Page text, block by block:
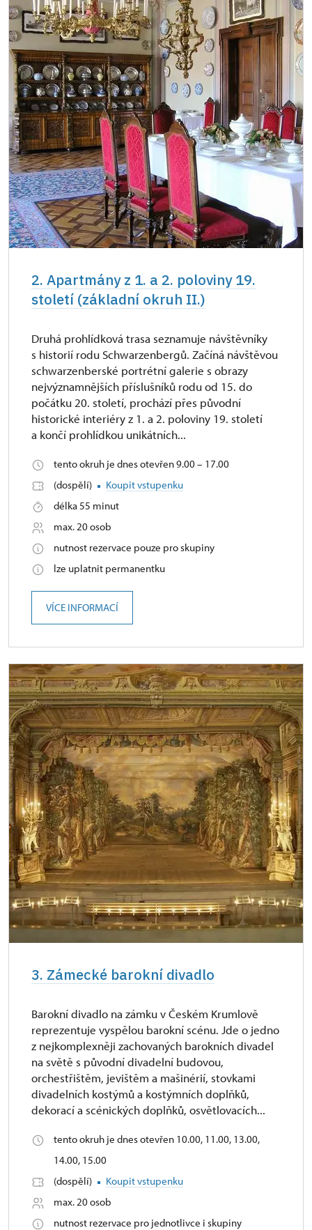
2. Apartmány z 1. a 2. poloviny 19.
století (základní okruh II.)
Druhá prohlídková trasa seznamuje návštěvníky
s historií rodu Schwarzenbergů. Začíná návštěvou
schwarzenberské portrétní galerie s obrazy
nejvýznamnějších příslušníků rodu od 15. do
počátku 20. století, prochází přes původní
historické interiéry z 1. a 2. poloviny 19. století
a končí prohlídkou unikátních...
tento okruh je dnes otevřen 9.00 – 17.00
(dospělí)
Koupit vstupenku
délka 55 minut
max. 20 osob
nutnost rezervace pouze pro skupiny
lze uplatnit permanentku
VÍCE INFORMACÍ
3. Zámecké barokní divadlo
Barokní divadlo na zámku v Českém Krumlově
reprezentuje vyspělou barokní scénu. Jde o jedno
z nejkomplexněji zachovaných barokních divadel
na světě s původní divadelní budovou,
orchestřištěm, jevištěm a mašinérií, stovkami
divadelních kostýmů a kostýmních doplňků,
dekorací a scénických doplňků, osvětlovacích...
tento okruh je dnes otevřen 10.00, 11.00, 13.00,
14.00, 15.00
(dospělí)
Koupit vstupenku
max. 20 osob
nutnost rezervace pro jednotlivce i skupiny